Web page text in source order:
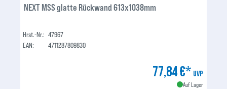
NEXT MSS glatte Rückwand 613x1038mm
Hrst.-Nr.: 47967
EAN:
4711287809830
77,84 €* UVP
Auf Lager